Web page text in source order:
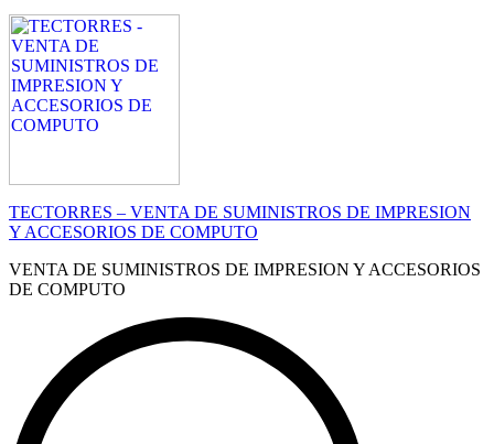
TECTORRES – VENTA DE SUMINISTROS DE IMPRESION
Y ACCESORIOS DE COMPUTO
VENTA DE SUMINISTROS DE IMPRESION Y ACCESORIOS
DE COMPUTO